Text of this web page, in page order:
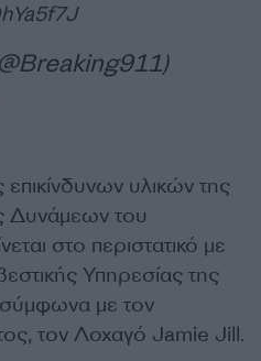
υλικών της
Δυνάμεων του
στο περιστατικό με
Υπηρεσίας της
σύμφωνα με τον
τον Λοχαγό Jamie Jill.